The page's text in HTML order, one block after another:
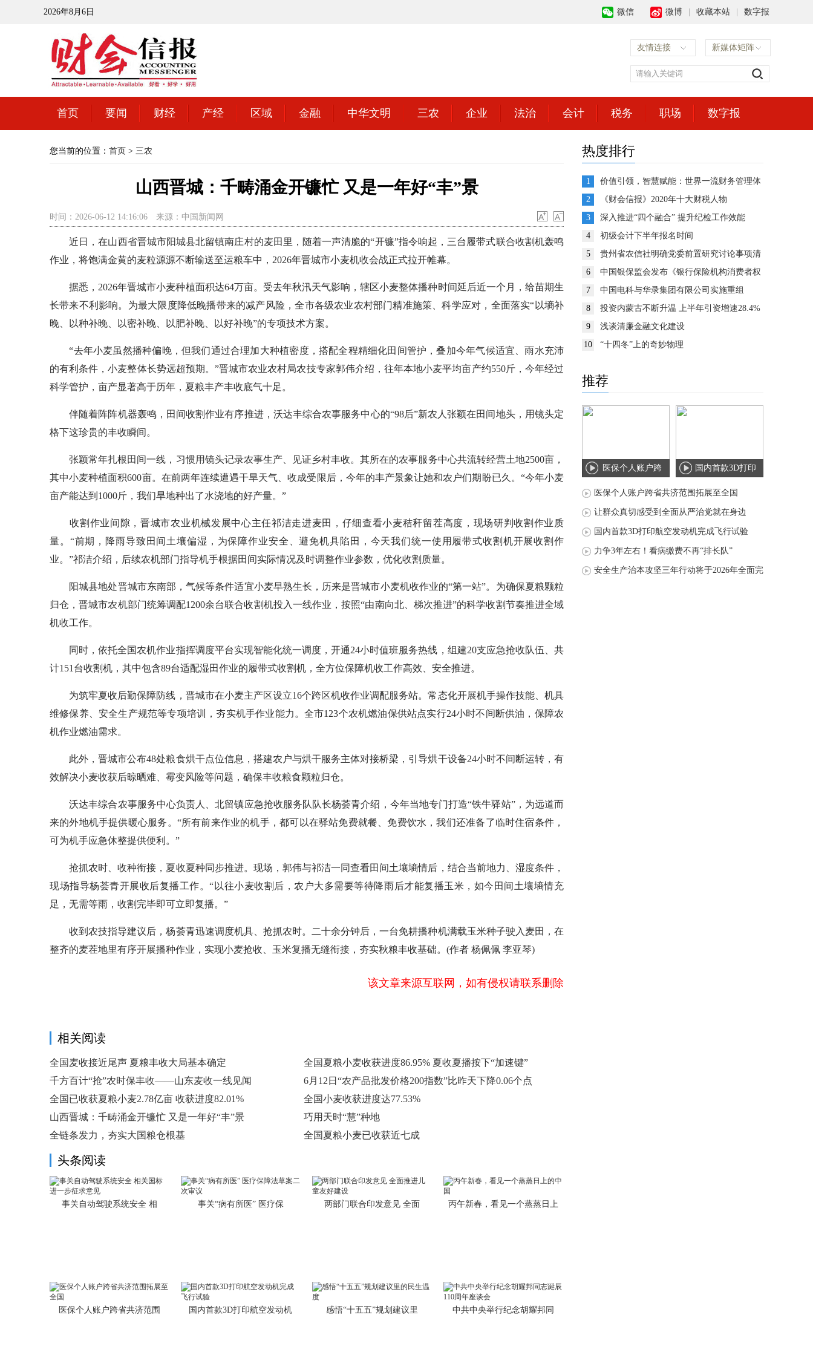
2026年8月6日 微信 微博 收藏本站 数字报
友情连接 新媒体矩阵
首页 要闻 财经 产经 区域 金融 中华文明 三农 企业 法治 会计 税务 职场 数字报
您当前的位置： 首页 > 三农
山西晋城：千畴涌金开镰忙 又是一年好“丰”景
时间：2026-06-12 14:16:06 来源：中国新闻网
近日，在山西省晋城市阳城县北留镇南庄村的麦田里，随着一声清脆的“开镰”指令响起，三台履带式联合收割机轰鸣
作业，将饱满金黄的麦粒源源不断输送至运粮车中，2026年晋城市小麦机收会战正式拉开帷幕。
据悉，2026年晋城市小麦种植面积达64万亩。受去年秋汛天气影响，辖区小麦整体播种时间延后近一个月，给苗期生
长带来不利影响。为最大限度降低晚播带来的减产风险，全市各级农业农村部门精准施策、科学应对，全面落实“以墒补
晚、以种补晚、以密补晚、以肥补晚、以好补晚”的专项技术方案。
“去年小麦虽然播种偏晚，但我们通过合理加大种植密度，搭配全程精细化田间管护，叠加今年气候适宜、雨水充沛
的有利条件，小麦整体长势远超预期。”晋城市农业农村局农技专家郭伟介绍，往年本地小麦平均亩产约550斤，今年经过
科学管护，亩产显著高于历年，夏粮丰产丰收底气十足。
伴随着阵阵机器轰鸣，田间收割作业有序推进，沃达丰综合农事服务中心的“98后”新农人张颖在田间地头，用镜头定
格下这珍贵的丰收瞬间。
张颖常年扎根田间一线，习惯用镜头记录农事生产、见证乡村丰收。其所在的农事服务中心共流转经营土地2500亩，
其中小麦种植面积600亩。在前两年连续遭遇干旱天气、收成受限后，今年的丰产景象让她和农户们期盼已久。“今年小麦
亩产能达到1000斤，我们旱地种出了水浇地的好产量。”
收割作业间隙，晋城市农业机械发展中心主任祁洁走进麦田，仔细查看小麦秸秆留茬高度，现场研判收割作业质
量。“前期，降雨导致田间土壤偏湿，为保障作业安全、避免机具陷田，今天我们统一使用履带式收割机开展收割作
业。”祁洁介绍，后续农机部门指导机手根据田间实际情况及时调整作业参数，优化收割质量。
阳城县地处晋城市东南部，气候等条件适宜小麦早熟生长，历来是晋城市小麦机收作业的“第一站”。为确保夏粮颗粒
归仓，晋城市农机部门统筹调配1200余台联合收割机投入一线作业，按照“由南向北、梯次推进”的科学收割节奏推进全域
机收工作。
同时，依托全国农机作业指挥调度平台实现智能化统一调度，开通24小时值班服务热线，组建20支应急抢收队伍、共
计151台收割机，其中包含89台适配湿田作业的履带式收割机，全方位保障机收工作高效、安全推进。
为筑牢夏收后勤保障防线，晋城市在小麦主产区设立16个跨区机收作业调配服务站。常态化开展机手操作技能、机具
维修保养、安全生产规范等专项培训，夯实机手作业能力。全市123个农机燃油保供站点实行24小时不间断供油，保障农
机作业燃油需求。
此外，晋城市公布48处粮食烘干点位信息，搭建农户与烘干服务主体对接桥梁，引导烘干设备24小时不间断运转，有
效解决小麦收获后晾晒难、霉变风险等问题，确保丰收粮食颗粒归仓。
沃达丰综合农事服务中心负责人、北留镇应急抢收服务队队长杨荟青介绍，今年当地专门打造“铁牛驿站”，为远道而
来的外地机手提供暖心服务。“所有前来作业的机手，都可以在驿站免费就餐、免费饮水，我们还准备了临时住宿条件，
可为机手应急休整提供便利。”
抢抓农时、收种衔接，夏收夏种同步推进。现场，郭伟与祁洁一同查看田间土壤墒情后，结合当前地力、湿度条件，
现场指导杨荟青开展收后复播工作。“以往小麦收割后，农户大多需要等待降雨后才能复播玉米，如今田间土壤墒情充
足，无需等雨，收割完毕即可立即复播。”
收到农技指导建议后，杨荟青迅速调度机具、抢抓农时。二十余分钟后，一台免耕播种机满载玉米种子驶入麦田，在
整齐的麦茬地里有序开展播种作业，实现小麦抢收、玉米复播无缝衔接，夯实秋粮丰收基础。(作者 杨佩佩 李亚琴)
该文章来源互联网，如有侵权请联系删除
相关阅读
全国麦收接近尾声 夏粮丰收大局基本确定
全国夏粮小麦收获进度86.95% 夏收夏播按下“加速键”
千方百计“抢”农时保丰收——山东麦收一线见闻
6月12日“农产品批发价格200指数”比昨天下降0.06个点
全国已收获夏粮小麦2.78亿亩 收获进度82.01%
全国小麦收获进度达77.53%
山西晋城：千畴涌金开镰忙 又是一年好“丰”景
巧用天时“慧”种地
全链条发力，夯实大国粮仓根基
全国夏粮小麦已收获近七成
头条阅读
事关自动驾驶系统安全 相 事关“病有所医” 医疗保 两部门联合印发意见 全面 丙午新春，看见一个蒸蒸日上
医保个人账户跨省共济范围 国内首款3D打印航空发动机 感悟“十五五”规划建议里 中共中央举行纪念胡耀邦同
热度排行
1
价值引领，智慧赋能：世界一流财务管理体
系建设的思考与展望
2
《财会信报》2020年十大财税人物
3
深入推进“四个融合” 提升纪检工作效能
4
初级会计下半年报名时间
5
贵州省农信社明确党委前置研究讨论事项清
单推动企业决策高效运转
6
中国银保监会发布《银行保险机构消费者权
益保护监管评价办法》
7
中国电科与华录集团有限公司实施重组
8
投资内蒙古不断升温 上半年引资增速28.4%
9
浅谈清廉金融文化建设
10
“十四冬”上的奇妙物理
推荐
医保个人账户跨
省共济范围拓展
国内首款3D打印
航空发动机完成
医保个人账户跨省共济范围拓展至全国
让群众真切感受到全面从严治党就在身边
国内首款3D打印航空发动机完成飞行试验
力争3年左右！看病缴费不再“排长队”
安全生产治本攻坚三年行动将于2026年全面完